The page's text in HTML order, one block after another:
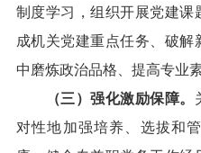
制度学习，组织开展党建
成机关党建重点任务、破
中磨炼政治品格、提高专业
（三）强化激励保障。
对性地加强培养、选拔和